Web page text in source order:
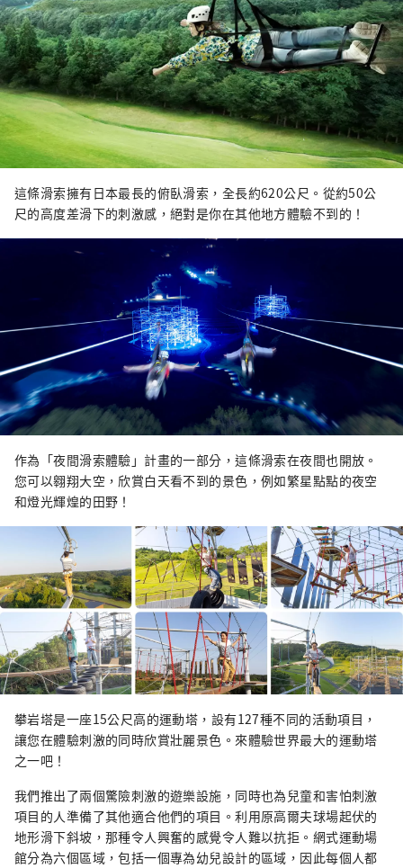
這條滑索擁有日本最長的俯臥滑索，全長約620公尺。從約50公
尺的高度差滑下的刺激感，絕對是你在其他地方體驗不到的！
作為「夜間滑索體驗」計畫的一部分，這條滑索在夜間也開放。
您可以翱翔大空，欣賞白天看不到的景色，例如繁星點點的夜空
和燈光輝煌的田野！
攀岩塔是一座15公尺高的運動塔，設有127種不同的活動項目，
讓您在體驗刺激的同時欣賞壯麗景色。來體驗世界最大的運動塔
之一吧！
我們推出了兩個驚險刺激的遊樂設施，同時也為兒童和害怕刺激
項目的人準備了其他適合他們的項目。利用原高爾夫球場起伏的
地形滑下斜坡，那種令人興奮的感覺令人難以抗拒。網式運動場
館分為六個區域，包括一個專為幼兒設計的區域，因此每個人都